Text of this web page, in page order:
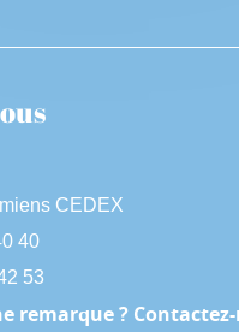
CEDEX
40
53
remarque ?